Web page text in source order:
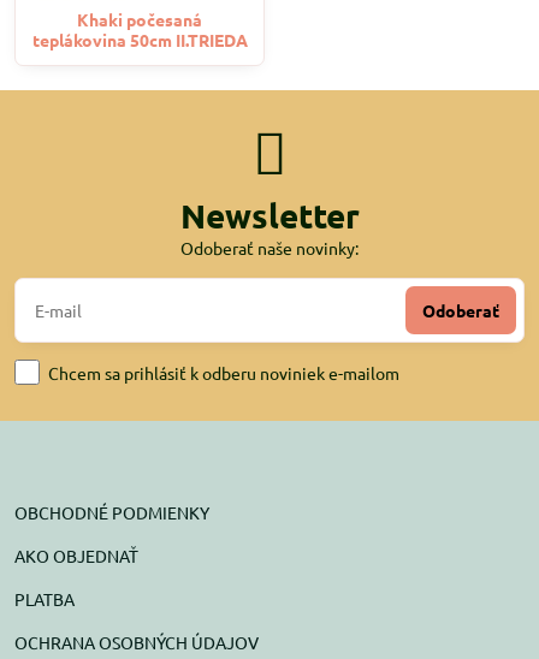
Khaki počesaná
teplákovina 50cm II.TRIEDA
Newsletter
Odoberať naše novinky:
Odoberať
Chcem sa prihlásiť k odberu noviniek e-mailom
OBCHODNÉ PODMIENKY
AKO OBJEDNAŤ
PLATBA
OCHRANA OSOBNÝCH ÚDAJOV